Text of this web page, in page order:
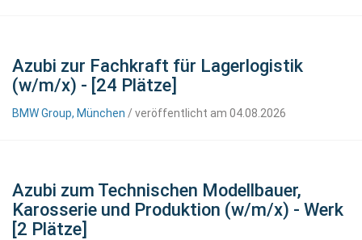
Azubi zur Fachkraft für Lagerlogistik
(w/m/x) - [24 Plätze]
BMW Group, München / veröffentlicht am 04.08.2026
Azubi zum Technischen Modellbauer,
Karosserie und Produktion (w/m/x) - Werk
[2 Plätze]